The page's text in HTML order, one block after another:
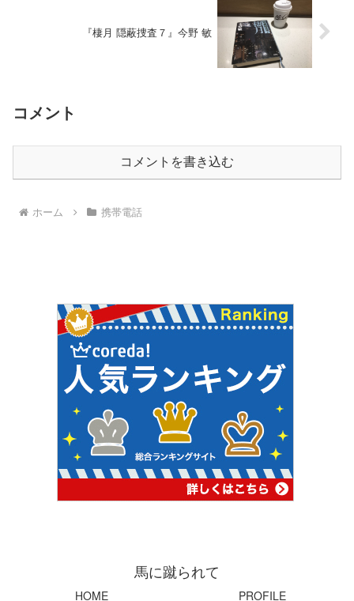
『棲月 隠蔽捜査７』今野 敏
コメント
コメントを書き込む
ホーム 携帯電話
馬に蹴られて
HOME PROFILE